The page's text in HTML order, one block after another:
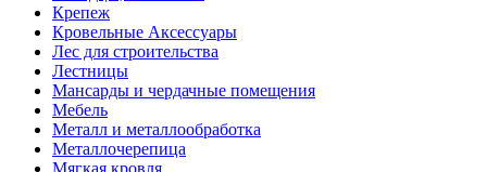
Крепеж
Кровельные Аксессуары
Лес для строительства
Лестницы
Мансарды и чердачные помещения
Мебель
Металл и металлообработка
Металлочерепица
Мягкая кровля